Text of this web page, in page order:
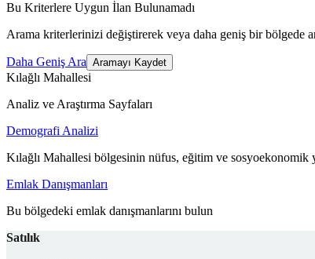
Bu Kriterlere Uygun İlan Bulunamadı
Arama kriterlerinizi değiştirerek veya daha geniş bir bölgede
Daha Geniş Ara Aramayı Kaydet
Kılağlı Mahallesi
Analiz ve Araştırma Sayfaları
Demografi Analizi
Kılağlı Mahallesi bölgesinin nüfus, eğitim ve sosyoekonomik
Emlak Danışmanları
Bu bölgedeki emlak danışmanlarını bulun
Satılık